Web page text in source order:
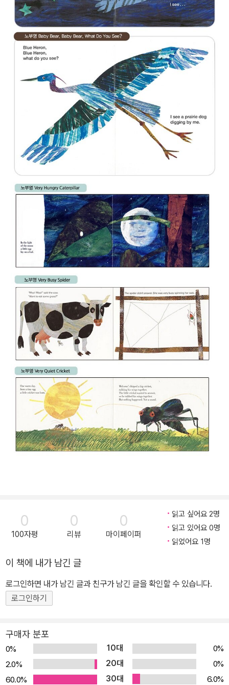
0
100자평
0
리뷰
0
마이페이퍼
읽고 싶어요 2명
읽고 있어요 0명
읽었어요 1명
이 책에 내가 남긴 글
로그인하면 내가 남긴 글과 친구가 남긴 글을 확인할 수 있습니다.
로그인하기
구매자 분포
0% 10대
0%
2.0%
20대
0%
60.0%
30대
6.0%